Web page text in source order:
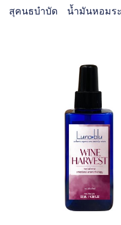
สุคนธบำบัด น้ำมันหอมร